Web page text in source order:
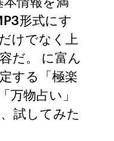
形式にす
けでなく上
だ。 に富ん
する「極楽
万物占い」
試してみた